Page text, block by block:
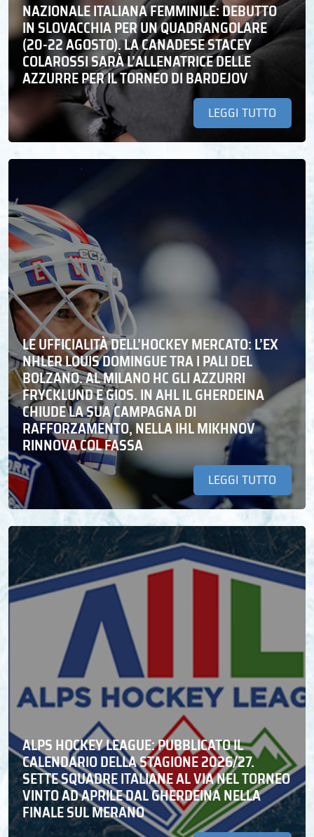
NAZIONALE ITALIANA FEMMINILE: DEBUTTO
IN SLOVACCHIA PER UN QUADRANGOLARE
(20-22 AGOSTO). LA CANADESE STACEY
COLAROSSI SARÀ L’ALLENATRICE DELLE
AZZURRE PER IL TORNEO DI BARDEJOV
LEGGI TUTTO
LE UFFICIALITÀ DELL’HOCKEY MERCATO: L’EX
NHLER LOUIS DOMINGUE TRA I PALI DEL
BOLZANO. AL MILANO HC GLI AZZURRI
FRYCKLUND E GIOS. IN AHL IL GHERDEINA
CHIUDE LA SUA CAMPAGNA DI
RAFFORZAMENTO, NELLA IHL MIKHNOV
RINNOVA COL FASSA
LEGGI TUTTO
ALPS HOCKEY LEAGUE: PUBBLICATO IL
CALENDARIO DELLA STAGIONE 2026/27.
SETTE SQUADRE ITALIANE AL VIA NEL TORNEO
VINTO AD APRILE DAL GHERDEINA NELLA
FINALE SUL MERANO